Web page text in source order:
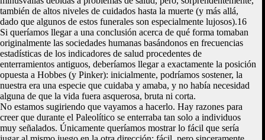
también de altos niveles de cuidados hasta la muerte (y más allá,
dado que algunos de estos funerales son especialmente lujosos).16
Si queríamos llegar a una conclusión acerca de qué forma tomaban
originalmente las sociedades humanas basándonos en frecuencias
estadísticas de los indicadores de salud procedentes de
enterramientos antiguos, deberíamos llegar a exactamente la posición
opuesta a Hobbes (y Pinker): inicialmente, podríamos sostener, la
nuestra era una especie que cuidaba y amaba, y no había necesidad
alguna de que la vida fuera asquerosa, bruta ni corta.
No estamos sugiriendo que vayamos a hacerlo. Hay razones para
creer que durante el Paleolítico se enterraba tan solo a individuos
muy señalados. Únicamente queríamos mostrar lo fácil que sería